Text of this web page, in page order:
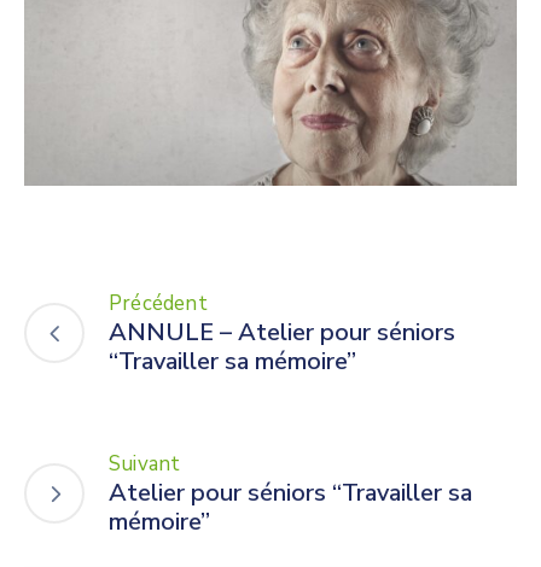
Précédent
ANNULE – Atelier pour séniors
“Travailler sa mémoire”
Suivant
Atelier pour séniors “Travailler sa
mémoire”